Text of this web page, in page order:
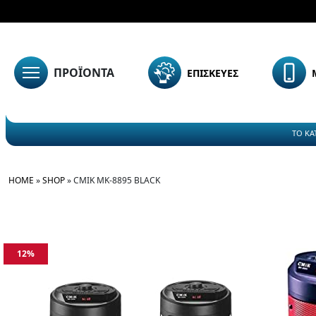
ΠΡΟΪΟΝΤΑ ΕΠΙΣΚΕΥΕΣ
ΤΟ
HOME »SHOP»CMIK MK-8895 BLACK
12%